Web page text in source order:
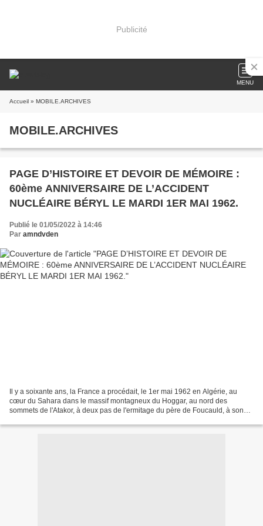
Publicité
MENU
Accueil » MOBILE.ARCHIVES
MOBILE.ARCHIVES
PAGE D’HISTOIRE ET DEVOIR DE MÉMOIRE :
60ème ANNIVERSAIRE DE L’ACCIDENT
NUCLÉAIRE BÉRYL LE MARDI 1ER MAI 1962.
Publié le 01/05/2022 à 14:46
Par amndvden
Il y a soixante ans, la France a procédait, le 1er mai 1962 en Algérie, au
cœur du Sahara dans le massif montagneux du Hoggar, au nord des
sommets de l'Atakor, à deux pas de l'ermitage du père de Foucauld, à son